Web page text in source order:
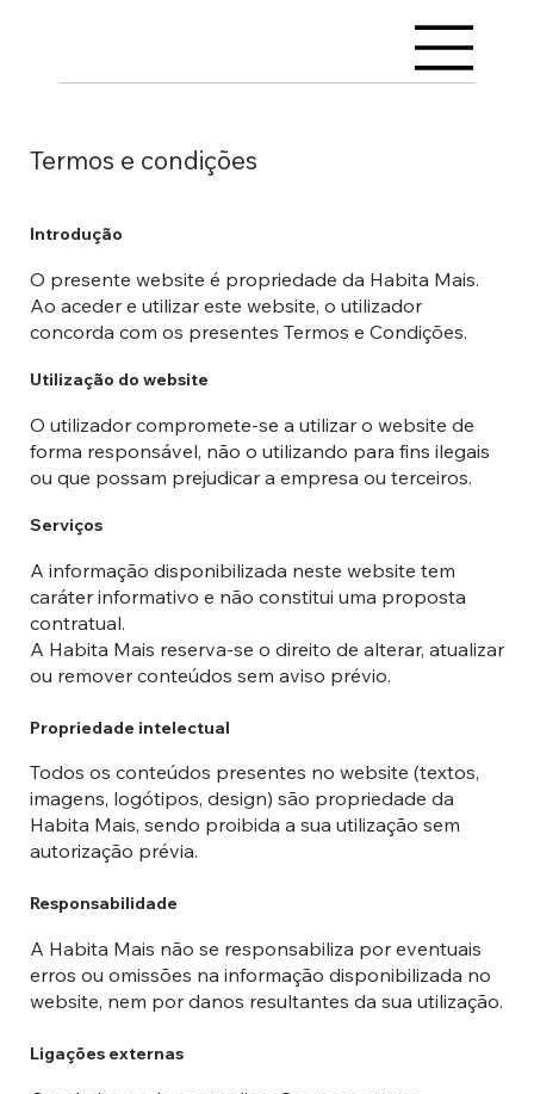
Termos e condições
Introdução
O presente website é propriedade da Habita Mais.
Ao aceder e utilizar este website, o utilizador
concorda com os presentes Termos e Condições.
Utilização do website
O utilizador compromete-se a utilizar o website de
forma responsável, não o utilizando para fins ilegais
ou que possam prejudicar a empresa ou terceiros.
Serviços
A informação disponibilizada neste website tem
caráter informativo e não constitui uma proposta
contratual.
A Habita Mais reserva-se o direito de alterar, atualizar
ou remover conteúdos sem aviso prévio.
Propriedade intelectual
Todos os conteúdos presentes no website (textos,
imagens, logótipos, design) são propriedade da
Habita Mais, sendo proibida a sua utilização sem
autorização prévia.
Responsabilidade
A Habita Mais não se responsabiliza por eventuais
erros ou omissões na informação disponibilizada no
website, nem por danos resultantes da sua utilização.
Ligações externas